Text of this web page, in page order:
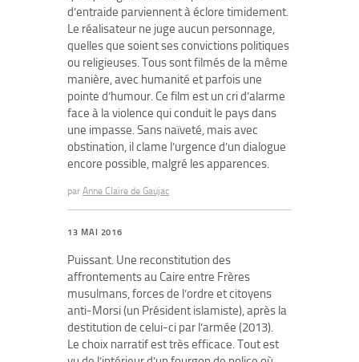
d’entraide parviennent à éclore timidement.
Le réalisateur ne juge aucun personnage,
quelles que soient ses convictions politiques
ou religieuses. Tous sont filmés de la même
manière, avec humanité et parfois une
pointe d’humour. Ce film est un cri d’alarme
face à la violence qui conduit le pays dans
une impasse. Sans naïveté, mais avec
obstination, il clame l’urgence d’un dialogue
encore possible, malgré les apparences.
par Anne Claire de Gaujac
13 MAI 2016
Puissant. Une reconstitution des
affrontements au Caire entre Frères
musulmans, forces de l’ordre et citoyens
anti-Morsi (un Président islamiste), après la
destitution de celui-ci par l’armée (2013).
Le choix narratif est très efficace. Tout est